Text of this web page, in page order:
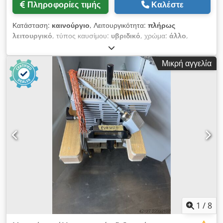
Πληροφορίες τιμής Καλέστε
Κατάσταση: καινούργιο, Λειτουργικότητα: πλήρως
λειτουργικό, τύπος καυσίμου: υβριδικό, χρώμα: άλλο,
, Έτος κατασκευής:
προϊόντα μας κατασκευάζονται με φροντίδα και καλύπτονται
από εγγύηση 1 έτους! *Δωρεάν εγκατάσταση και εκπαίδευση
χειριστή Ο ερπυστριοφόρος θραυστήρας κρούσης Fabo FTI-
130 αποτελεί ένα πλήρες κινητό σύστημα, το οποίο κινείται
μέσω υδραυλικά κινούμενου ερπυστριοφόρου συστήματος με
ταχύτητα 1 km/h και περιλαμβάνει δονητικό τροφοδότη grizzly,
θραυστήρα κρούσης, αναδιπλούμενους ταινιόδρομους
στοκαρίσματος, μονάδα ελέγχου και ηλεκτρογεννήτρια. Στη
σύγχρονη εποχή και με την τεχνολογική πρόοδο, οι
επιχειρήσεις αναζητούν συνεχώς τρόπους για να καταστήσουν
τη δραστηριότητά τους πιο αποδοτική. Λαμβάνουν υπόψη
τους την αποδοτικότητα των μηχανημάτων, το χαμηλό κόστος
λειτουργίας και τις ανάγκες σε προσωπικό. Οι ερπυστριοφόροι
θραυστήρες μας μπορούν να λειτουργούν αποδοτικά ακόμα και
στα πιο απαιτητικά λατομεία χάρη στον ειδικά σχεδιασμένο
συμπαγή σκελετό τους. Υπάρχει δυνατότητα προσαρμογής
Μικρή αγγελία
1 /8